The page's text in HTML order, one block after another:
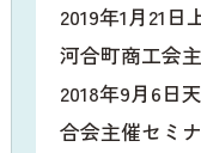
2019年1月21
河合町商工会
2018年9月6日
合会主催セミ